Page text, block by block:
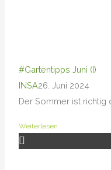
#Gartentipps Juni (I)
INSA26. Juni 2024
Der Sommer ist richtig
Weiterlesen